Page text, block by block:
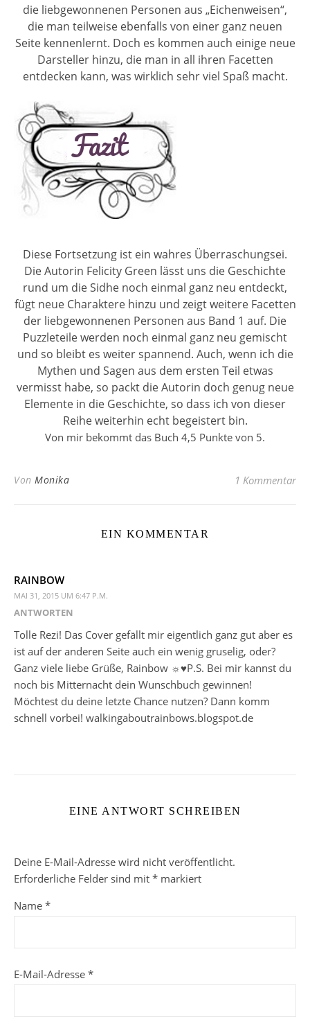
die liebgewonnenen Personen aus „Eichenweisen“,
die man teilweise ebenfalls von einer ganz neuen
Seite kennenlernt. Doch es kommen auch einige neue
Darsteller hinzu, die man in all ihren Facetten
entdecken kann, was wirklich sehr viel Spaß macht.
Diese Fortsetzung ist ein wahres Überraschungsei.
Die Autorin Felicity Green lässt uns die Geschichte
rund um die Sidhe noch einmal ganz neu entdeckt,
fügt neue Charaktere hinzu und zeigt weitere Facetten
der liebgewonnenen Personen aus Band 1 auf. Die
Puzzleteile werden noch einmal ganz neu gemischt
und so bleibt es weiter spannend. Auch, wenn ich die
Mythen und Sagen aus dem ersten Teil etwas
vermisst habe, so packt die Autorin doch genug neue
Elemente in die Geschichte, so dass ich von dieser
Reihe weiterhin echt begeistert bin.
Von mir bekommt das Buch 4,5 Punkte von 5.
Von Monika 1 Kommentar
EIN KOMMENTAR
RAINBOW
MAI 31, 2015 UM 6:47 P.M.
ANTWORTEN
Tolle Rezi! Das Cover gefällt mir eigentlich ganz gut aber es
ist auf der anderen Seite auch ein wenig gruselig, oder?
Ganz viele liebe Grüße, Rainbow ☼♥P.S. Bei mir kannst du
noch bis Mitternacht dein Wunschbuch gewinnen!
Möchtest du deine letzte Chance nutzen? Dann komm
schnell vorbei! walkingaboutrainbows.blogspot.de
EINE ANTWORT SCHREIBEN
Deine E-Mail-Adresse wird nicht veröffentlicht.
Erforderliche Felder sind mit * markiert
Name *
E-Mail-Adresse *